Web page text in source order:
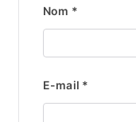
Nom *
E-mail *